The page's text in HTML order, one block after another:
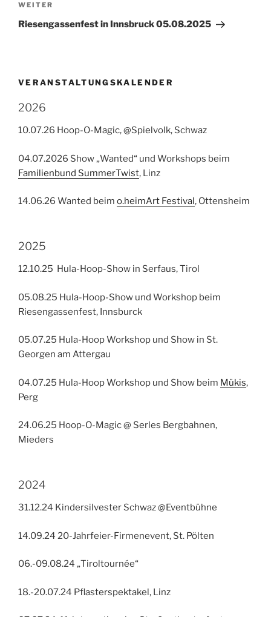
Nächster
Beitrag
WEITER
Riesengassenfest in Innsbruck 05.08.2025
VERANSTALTUNGSKALENDER
2026
10.07.26 Hoop-O-Magic, @Spielvolk, Schwaz
04.07.2026 Show „Wanted“ und Workshops beim
Familienbund SummerTwist, Linz
14.06.26 Wanted beim o.heimArt Festival, Ottensheim
2025
12.10.25 Hula-Hoop-Show in Serfaus, Tirol
05.08.25 Hula-Hoop-Show und Workshop beim
Riesengassenfest, Innsburck
05.07.25 Hula-Hoop Workshop und Show in St.
Georgen am Attergau
04.07.25 Hula-Hoop Workshop und Show beim Mükis,
Perg
24.06.25 Hoop-O-Magic @ Serles Bergbahnen,
Mieders
2024
31.12.24 Kindersilvester Schwaz @Eventbühne
14.09.24 20-Jahrfeier-Firmenevent, St. Pölten
06.-09.08.24 „Tiroltournée“
18.-20.07.24 Pflasterspektakel, Linz